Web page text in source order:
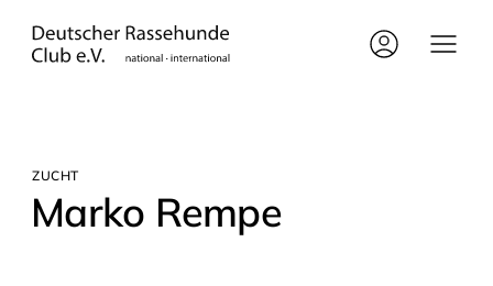
ZUCHT
Mar­ko Rempe